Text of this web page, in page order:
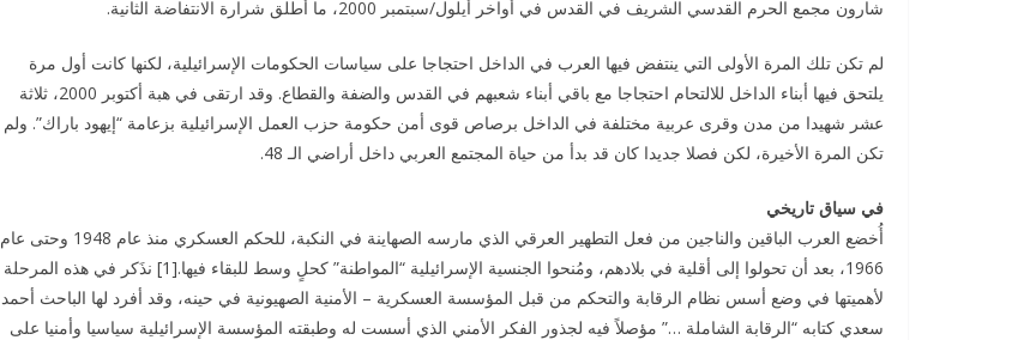
شارون مجمع الحرم القدسي الشريف في القدس في أواخر أيلول/سبتمبر 2000، ما أطلق شرارة الانتفاضة الثانية.
لم تكن تلك المرة الأولى التي ينتفض فيها العرب في الداخل احتجاجا على سياسات الحكومات الإسرائيلية، لكنها كانت أول مرة
يلتحق فيها أبناء الداخل للالتحام احتجاجا مع باقي أبناء شعبهم في القدس والضفة والقطاع. وقد ارتقى في هبة أكتوبر 2000، ثلاثة
عشر شهيدا من مدن وقرى عربية مختلفة في الداخل برصاص قوى أمن حكومة حزب العمل الإسرائيلية بزعامة “إيهود باراك”. ولم
تكن المرة الأخيرة، لكن فصلا جديدا كان قد بدأ من حياة المجتمع العربي داخل أراضي الـ 48.
في سياق تاريخي
أُخضع العرب الباقين والناجين من فعل التطهير العرقي الذي مارسه الصهاينة في النكبة، للحكم العسكري منذ عام 1948 وحتى عام
1966، بعد أن تحولوا إلى أقلية في بلادهم، ومُنحوا الجنسية الإسرائيلية “المواطنة” كحلٍ وسط للبقاء فيها.[1] نذَكر في هذه المرحلة
لأهميتها في وضع أسس نظام الرقابة والتحكم من قبل المؤسسة العسكرية – الأمنية الصهيونية في حينه، وقد أفرد لها الباحث أحمد
سعدي كتابه “الرقابة الشاملة …” مؤصلاً فيه لجذور الفكر الأمني الذي أسست له وطبقته المؤسسة الإسرائيلية سياسيا وأمنيا على